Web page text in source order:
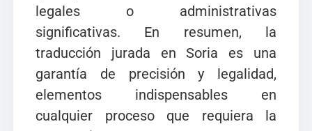
legales o administrativas
significativas. En resumen, la
traducción jurada en Soria es una
garantía de precisión y legalidad,
elementos indispensables en
cualquier proceso que requiera la